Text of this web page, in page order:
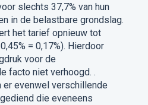
slechts 37,7% van hun
in de belastbare grondslag.
het tarief opnieuw tot
= 0,17%). Hierdoor
voor de
facto niet verhoogd. .
evenwel verschillende
die eveneens